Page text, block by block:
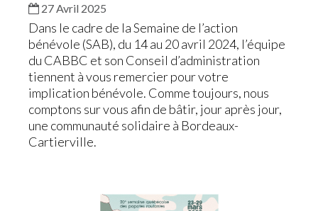
27 Avril 2025
Dans le cadre de la Semaine de l’action
bénévole (SAB), du 14 au 20 avril 2024, l’équipe
du CABBC et son Conseil d’administration
tiennent à vous remercier pour votre
implication bénévole. Comme toujours, nous
comptons sur vous afin de bâtir, jour après jour,
une communauté solidaire à Bordeaux-
Cartierville.